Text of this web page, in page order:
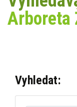
Arboreta
Vyhledat: